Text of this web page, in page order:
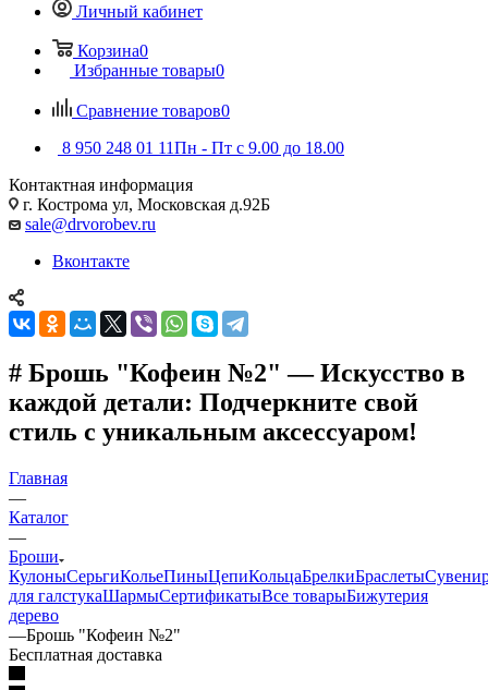
Личный кабинет
Корзина0
Избранные товары0
Сравнение товаров0
8 950 248 01 11Пн - Пт с 9.00 до 18.00
Контактная информация
г. Кострома ул, Московская д.92Б
sale@drvorobev.ru
Вконтакте
# Брошь "Кофеин №2" — Искусство в
каждой детали: Подчеркните свой
стиль с уникальным аксессуаром!
Главная
—
Каталог
—
Броши
КулоныСерьгиКольеПиныЦепиКольцаБрелкиБраслеты
для галстукаШармыСертификатыВсе товарыБижутерия
дерево
—Брошь "Кофеин №2"
Бесплатная доставка